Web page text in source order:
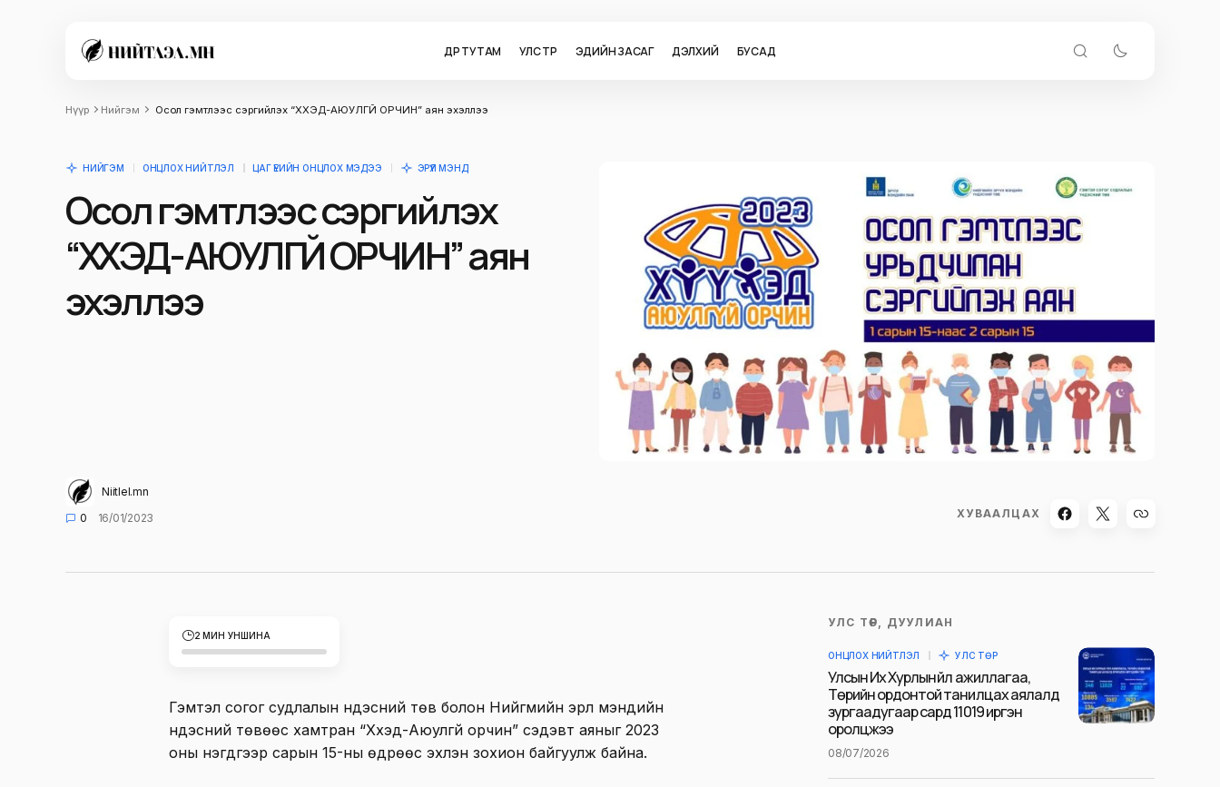
ӨДӨР ТУТАМ УЛС ТӨР ЭДИЙН ЗАСАГ ДЭЛХИЙ БУСАД
Нүүр Нийгэм Осол гэмтлээс сэргийлэх “ХҮҮХЭД-АЮУЛГҮЙ ОРЧИН” аян эхэллээ
НИЙГЭМ ОНЦЛОХ НИЙТЛЭЛ ЦАГ ҮЕИЙН ОНЦЛОХ МЭДЭЭ ЭРҮҮЛ МЭНД
Осол гэмтлээс сэргийлэх
“ХҮҮХЭД-АЮУЛГҮЙ ОРЧИН” аян
эхэллээ
Niitlel.mn
0
16/01/2023 ХУВААЛЦАХ
2 МИН УНШИНА
Гэмтэл согог судлалын үндэсний төв болон Нийгмийн эрүүл мэндийн
үндэсний төвөөс хамтран “Хүүхэд-Аюулгүй орчин” сэдэвт аяныг 2023
оны нэгдүгээр сарын 15-ны өдрөөс эхлэн зохион байгуулж байна.
УЛС ТӨР, ДУУЛИАН
ОНЦЛОХ НИЙТЛЭЛ УЛС ТӨР
Улсын Их Хурлын үйл ажиллагаа,
Төрийн ордонтой танилцах аялалд
зургаадугаар сард 11019 иргэн
оролцжээ
08/07/2026